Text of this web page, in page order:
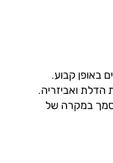
קבוע.
ואביזריה.
במקרה של